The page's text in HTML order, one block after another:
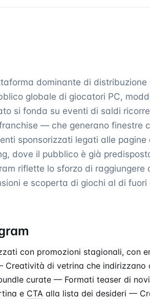
dominante di distribuzione
globale di giocatori PC,
si fonda su eventi di saldi
— che generano finestre
sponsorizzati legati alle
dove il pubblico è già
riflette lo sforzo di raggiungere
e scoperta di giochi al di fuori
con promozioni stagionali, con
di vetrina che indirizzano
curate — Formati teaser di
e CTA alla lista dei desideri —